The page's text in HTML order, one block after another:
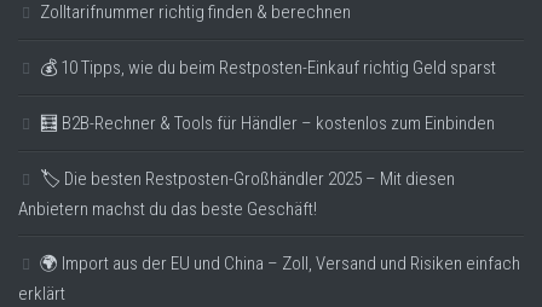
Zolltarifnummer richtig finden & berechnen
💰 10 Tipps, wie du beim Restposten-Einkauf richtig Geld sparst
🧮 B2B-Rechner & Tools für Händler – kostenlos zum Einbinden
🏷️ Die besten Restposten-Großhändler 2025 – Mit diesen
Anbietern machst du das beste Geschäft!
🌍 Import aus der EU und China – Zoll, Versand und Risiken einfach
erklärt